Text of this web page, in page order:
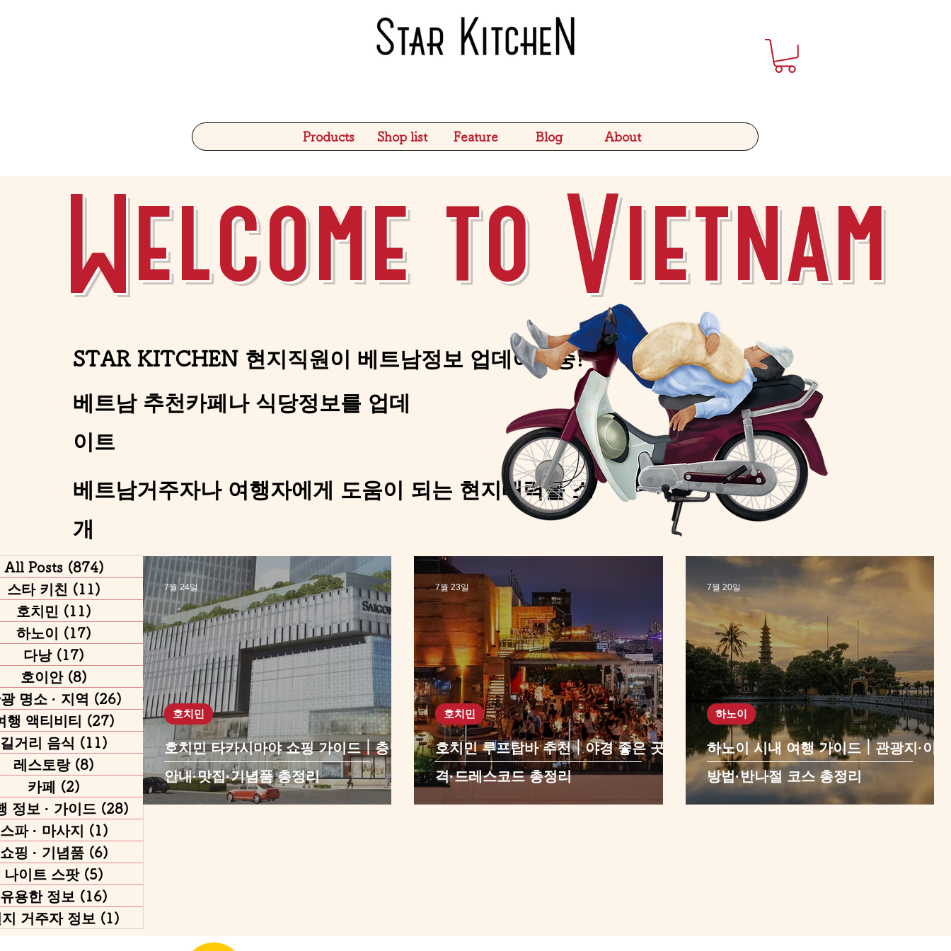
Products Shop list Feature Blog About
Welcome to Vietnam
STAR KITCHEN 현지직원이 베트남정보 업데이드중!
베트남 추천카페나 식당정보를 업데
이트
베트남거주자나 여행자에게 도움이 되는 현지매력을 소
개
All Posts (874) 게시물 874개
스타 키친
(11) 게시물 11개
호치민
(11) 게시물 11개
하노이
(17) 게시물 17개
다낭 (17) 게시물 17개
호이안 (8) 게시물 8개
명소 · 지역 (26) 게시물 26개
행 액티비티
(27) 게시물 27개
길거리 음식 (11) 게시물 11개
레스토랑 (8)
카페
(2) 게시물 2개
정보 · 가이드 (28) 게시물 28개
스파 · 마사지
(1)
쇼핑 · 기념품 (6)
나이트 스팟 (5)
유용한 정보 (16)
거주자 정보 (1)
호치민 타카시마야 쇼핑 가이드｜층별
안내·맛집·기념품 총정리
호치민
7월 24일
호치민 루프탑바 추천｜야경 좋은 곳·가
격·드레스코드 총정리
호치민
7월 23일
하노이 시내 여행 가이드｜관광지·이동
방법·반나절 코스 총정리
하노이
7월 20일